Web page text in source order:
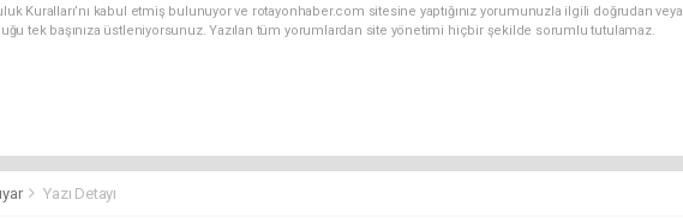
Kuralları’nı kabul etmiş bulunuyor ve rotayonhaber.com sitesine yaptığınız yorumunuzla ilgili doğrudan veya
tek başınıza üstleniyorsunuz. Yazılan tüm yorumlardan site yönetimi hiçbir şekilde sorumlu tutulamaz.
Yazı Detayı